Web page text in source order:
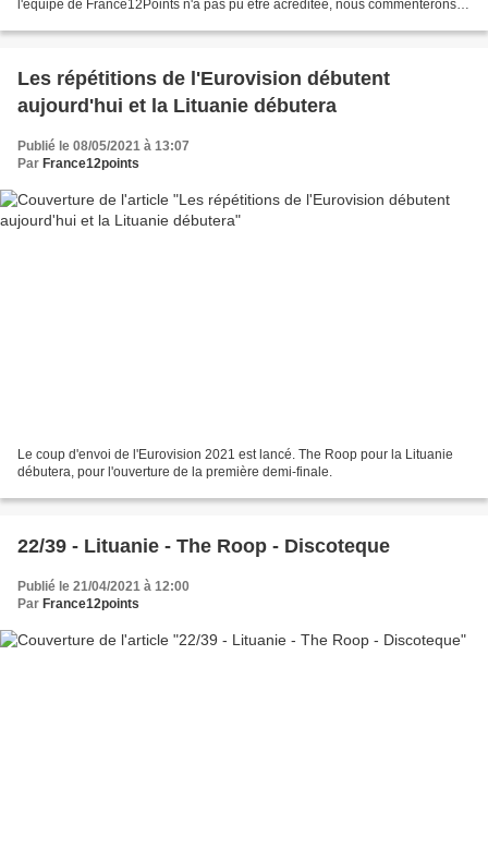
l'équipe de France12Points n'a pas pu être acréditée, nous commenterons
Les répétitions de l'Eurovision débutent
aujourd'hui et la Lituanie débutera
Publié le 08/05/2021 à 13:07
Par France12points
Le coup d'envoi de l'Eurovision 2021 est lancé. The Roop pour la Lituanie
débutera, pour l'ouverture de la première demi-finale.
22/39 - Lituanie - The Roop - Discoteque
Publié le 21/04/2021 à 12:00
Par France12points